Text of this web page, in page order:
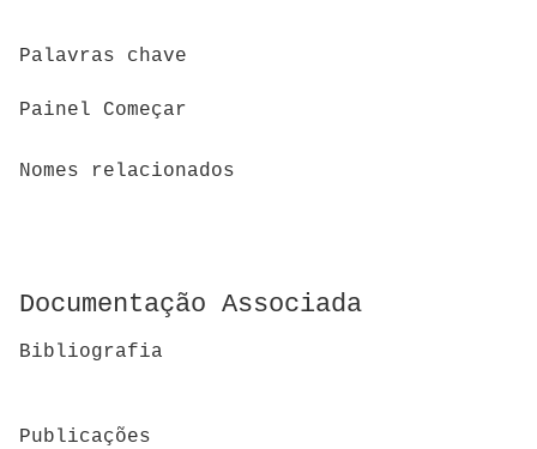
Palavras chave
Painel Começar
Nomes relacionados
Documentação Associada
Bibliografia
Publicações